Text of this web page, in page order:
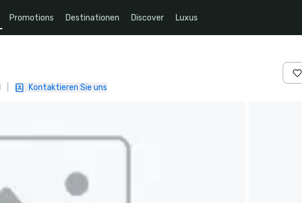
Promotions Destinationen Discover Luxus
Kontaktieren Sie uns